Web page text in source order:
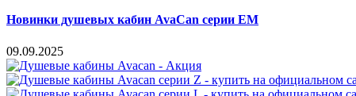
Новинки душевых кабин AvaCan серии EM
09.09.2025